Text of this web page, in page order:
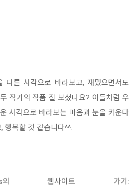
다른 시각으로 바라보고, 재밌으면서도
작가의 작품 잘 보셨나요? 이들처럼 우
시각으로 바라보는 마음과 눈을 키운다
행복할 것 같습니다^^.
의 웹사이트 가기: